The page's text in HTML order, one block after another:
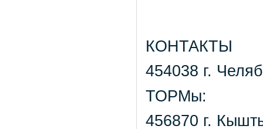
КОНТАКТЫ
454038 г.
ТОРМы:
456870 г.